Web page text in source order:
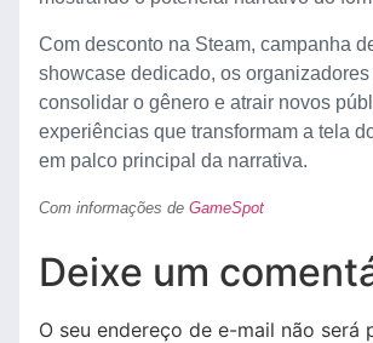
Com desconto na Steam, campanha
showcase dedicado, os
consolidar o gênero e atrair novos
experiências que transformam a tela
em palco principal da narrativa.
Com informações de GameSpot
Deixe um
O seu endereço de e-mail não será